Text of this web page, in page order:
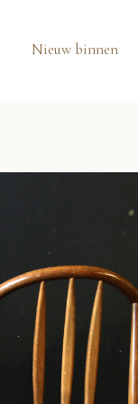
Nieuw binnen